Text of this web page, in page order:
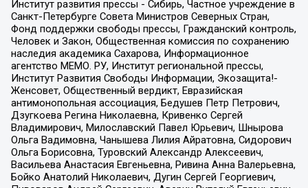
Институт развития прессы - Сибирь, Частное учреждение в
Санкт-Петербурге Совета Министров Северных Стран,
Фонд поддержки свободы прессы, Гражданский контроль,
Человек и Закон, Общественная комиссия по сохранению
наследия академика Сахарова, Информационное
агентство МЕМО. РУ, Институт региональной прессы,
Институт Развития Свободы Информации, Экозащита!-
Женсовет, Общественный вердикт, Евразийская
антимонопольная ассоциация, Бедушев Петр Петрович,
Дзугкоева Регина Николаевна, Кривенко Сергей
Владимирович, Милославский Павел Юрьевич, Шнырова
Ольга Вадимовна, Чанышева Лилия Айратовна, Сидорович
Ольга Борисовна, Туровский Александр Алексеевич,
Васильева Анастасия Евгеньевна, Ривина Анна Валерьевна,
Бойко Анатолий Николаевич, Дугин Сергей Георгиевич,